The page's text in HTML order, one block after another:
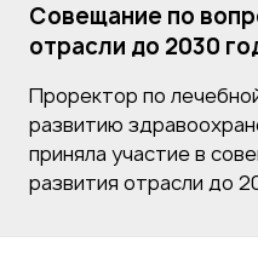
Совещание по
отрасли до 2030
Проректор по
развитию
приняла участие в
развития отрасли до